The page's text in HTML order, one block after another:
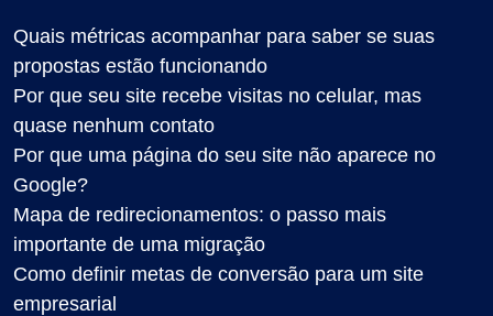
Quais métricas acompanhar para saber se suas
propostas estão funcionando
Por que seu site recebe visitas no celular, mas
quase nenhum contato
Por que uma página do seu site não aparece no
Google?
Mapa de redirecionamentos: o passo mais
importante de uma migração
Como definir metas de conversão para um site
empresarial